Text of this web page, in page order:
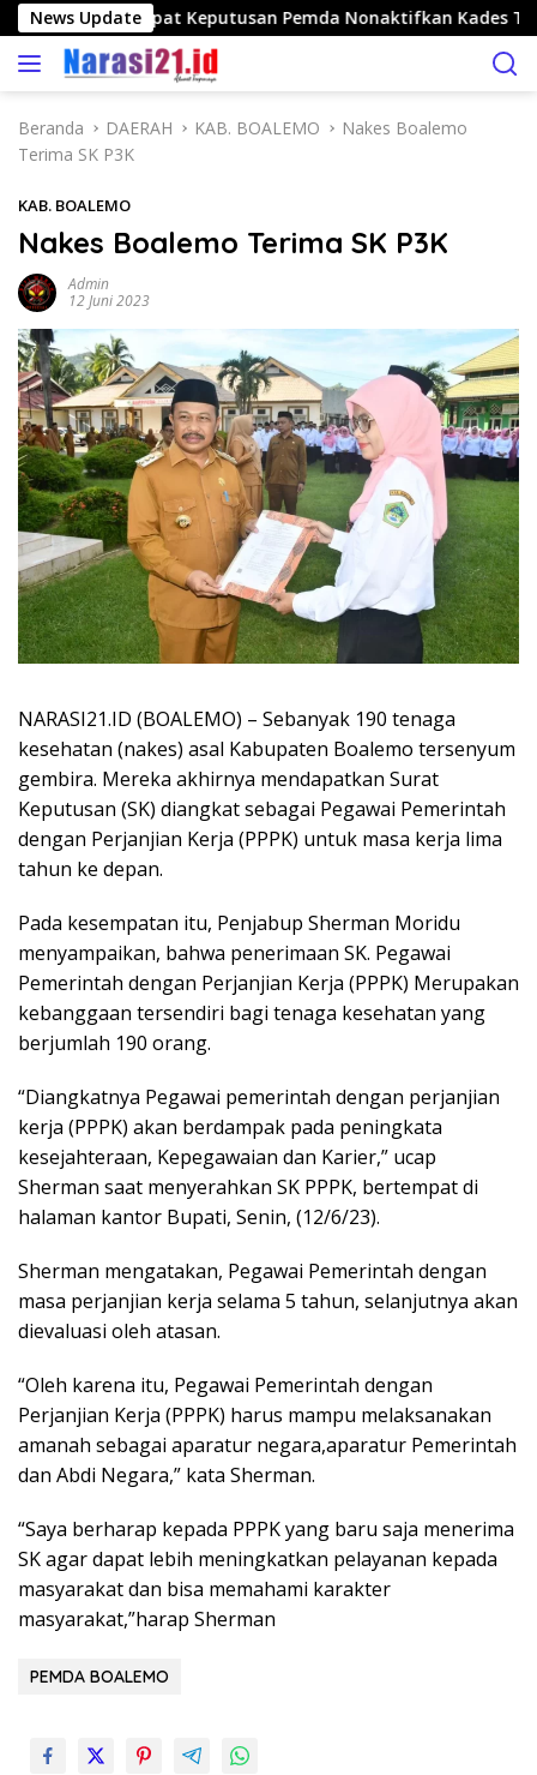
a
News Update
Nilai Tepat Keputusan Pemda Nonaktifkan Kades Toto
Beranda DAERAH KAB. BOALEMO
Nakes Boalemo
Terima SK P3K
KAB. BOALEMO
Nakes Boalemo Terima SK P3K
Admin
12 Juni 2023
NARASI21.ID (BOALEMO) – Sebanyak 190 tenaga
kesehatan (nakes) asal Kabupaten Boalemo tersenyum
gembira. Mereka akhirnya mendapatkan Surat
Keputusan (SK) diangkat sebagai Pegawai Pemerintah
dengan Perjanjian Kerja (PPPK) untuk masa kerja lima
tahun ke depan.
Pada kesempatan itu, Penjabup Sherman Moridu
menyampaikan, bahwa penerimaan SK. Pegawai
Pemerintah dengan Perjanjian Kerja (PPPK) Merupakan
kebanggaan tersendiri bagi tenaga kesehatan yang
berjumlah 190 orang.
“Diangkatnya Pegawai pemerintah dengan perjanjian
kerja (PPPK) akan berdampak pada peningkata
kesejahteraan, Kepegawaian dan Karier,” ucap
Sherman saat menyerahkan SK PPPK, bertempat di
halaman kantor Bupati, Senin, (12/6/23).
Sherman mengatakan, Pegawai Pemerintah dengan
masa perjanjian kerja selama 5 tahun, selanjutnya akan
dievaluasi oleh atasan.
“Oleh karena itu, Pegawai Pemerintah dengan
Perjanjian Kerja (PPPK) harus mampu melaksanakan
amanah sebagai aparatur negara,aparatur Pemerintah
dan Abdi Negara,” kata Sherman.
“Saya berharap kepada PPPK yang baru saja menerima
SK agar dapat lebih meningkatkan pelayanan kepada
masyarakat dan bisa memahami karakter
masyarakat,”harap Sherman
PEMDA BOALEMO